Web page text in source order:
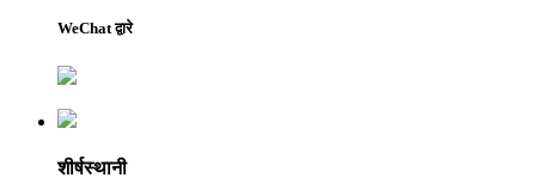
WeChat द्वारे
शीर्षस्थानी